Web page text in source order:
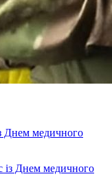
Днем медичного